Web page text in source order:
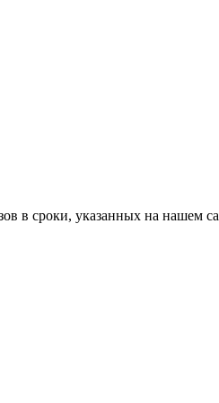
в сроки, указанных на нашем